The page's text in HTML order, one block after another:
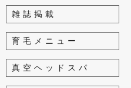
雑誌掲載
育毛メニュー
真空ヘッドスパ